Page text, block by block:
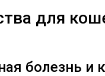
для
болезнь и